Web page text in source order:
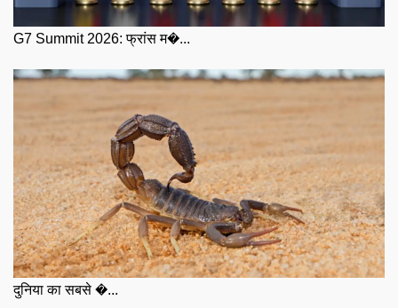
G7 Summit 2026: फ्रांस म�...
दुनिया का सबसे �...